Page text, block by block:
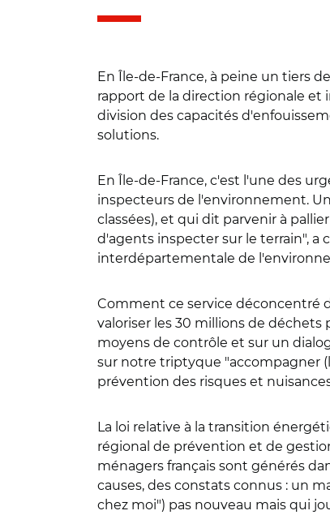
En Île-de-France, à peine un tiers
rapport de la direction régionale et
division des capacités
solutions.
En Île-de-France, c'est l'une des
inspecteurs de l'environnement.
classées), et qui dit parvenir à
d'agents inspecter sur le terrain", a
interdépartementale de
Comment ce service déconcentré
valoriser les 30 millions de
moyens de contrôle et sur un
sur notre triptyque "accompagner
prévention des risques et
La loi relative à la transition
régional de prévention et de
ménagers français sont générés
causes, des constats connus : un
chez moi") pas nouveau mais qui